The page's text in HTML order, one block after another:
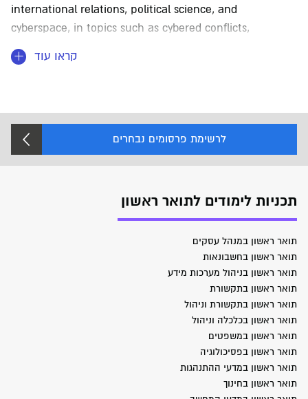
international relations, political science, and
cyberspace, in topics such as cybered conflicts,
cyberwarfare, cyber threats, and nation-state cyber
actors.
international conferences; has been interviewed as an
expert cyber for major media outlets.
Bar-Ilan University, Israel (Dissertation: “Changes in
קראו עוד
לרשימת פרסומים נבחרים
תכניות לימודים לתואר ראשון
תואר ראשון במנהל עסקים
תואר ראשון בחשבונאות
תואר ראשון בניהול מערכות מידע
תואר ראשון בתקשורת
תואר ראשון בתקשורת וניהול
תואר ראשון בכלכלה וניהול
תואר ראשון במשפטים
תואר ראשון בפסיכולוגיה
תואר ראשון במדעי ההתנהגות
תואר ראשון בחינוך